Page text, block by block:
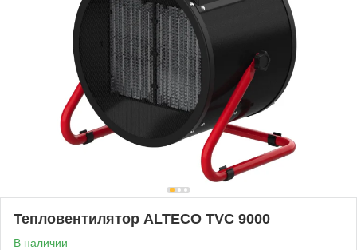
Тепловентилятор ALTECO TVC 9000
В наличии